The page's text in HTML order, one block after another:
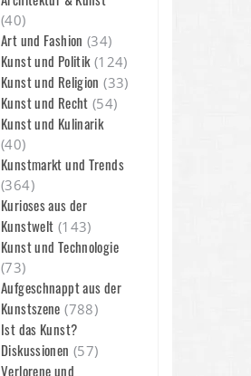
(40)
Art und Fashion (34)
Kunst und Politik(124)
Kunst und Religion (33)
Kunst und Recht (54)
Kunst und Kulinarik
(40)
Kunstmarkt und Trends
(364)
Kurioses aus der
Kunstwelt (143)
Kunst und Technologie
(73)
Aufgeschnappt aus der
Kunstszene (788)
Ist das Kunst?
Diskussionen (57)
Verlorene und